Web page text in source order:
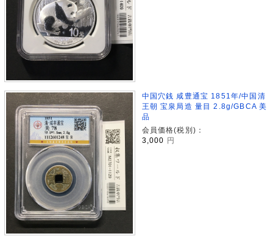
中国穴銭 咸豊通宝 1851年/中国清
王朝 宝泉局造 量目 2.8g/GBCA 美
品
会員価格(税別)：
3,000 円